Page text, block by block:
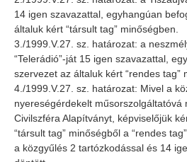
14 igen szavazattal, egyhangúan
általuk kért “társult tag” minőségben.
3./1999.V.27. sz. határozat: a
“Telerádió”-ját 15 igen szavazattal,
szervezet az általuk kért “rendes tag”
4./1999.V.27. sz. határozat: Mivel a
nyereségérdekelt műsorszolgáltatóvá
Civilszféra Alapítványt, képviselőjük
“társult tag” minőségből a “rendes
a közgyűlés 2 tartózkodással és 14